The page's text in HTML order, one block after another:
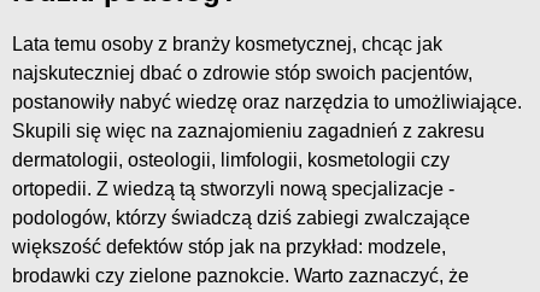
Lata temu osoby z branży kosmetycznej, chcąc jak
najskuteczniej dbać o zdrowie stóp swoich pacjentów,
postanowiły nabyć wiedzę oraz narzędzia to umożliwiające.
Skupili się więc na zaznajomieniu zagadnień z zakresu
dermatologii, osteologii, limfologii, kosmetologii czy
ortopedii. Z wiedzą tą stworzyli nową specjalizacje -
podologów, którzy świadczą dziś zabiegi zwalczające
większość defektów stóp jak na przykład: modzele,
brodawki czy zielone paznokcie. Warto zaznaczyć, że